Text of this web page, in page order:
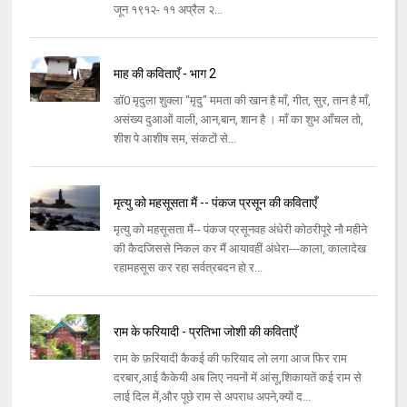
जून १९१२- ११ अप्रैल २...
माह की कविताएँ - भाग 2
डॉ0 मृदुला शुक्ला "मृदु" ममता की खान है माँ, गीत, सुर, तान है माँ,
असंख्य दुआओं वाली, आन,बान, शान है । माँ का शुभ आँचल तो,
शीश पे आशीष सम, संकटों से...
मृत्यु को महसूसता मैं -- पंकज प्रसून की कविताएँ
मृत्यु को महसूसता मैं-- पंकज प्रसूनवह अंधेरी कोठरीपूरे नौ महीने
की कैदजिससे निकल कर मैं आयावहीं अंधेरा---काला, कालादेख
रहामहसूस कर रहा सर्वत्रबदन हो र...
राम के फरियादी - प्रतिभा जोशी की कविताएँ
राम के फ़रियादी कैकई की फरियाद लो लगा आज फिर राम
दरबार,आई कैकेयी अब लिए नयनों में आंसू,शिकायतें कई राम से
लाई दिल में,और पूछे राम से अपराध अपने,क्यों द...